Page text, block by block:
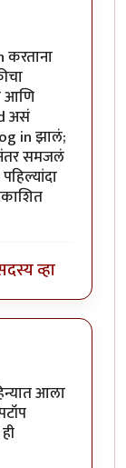
करताना
आणि
असं
in झालं;
समजलं
व्हा
आला